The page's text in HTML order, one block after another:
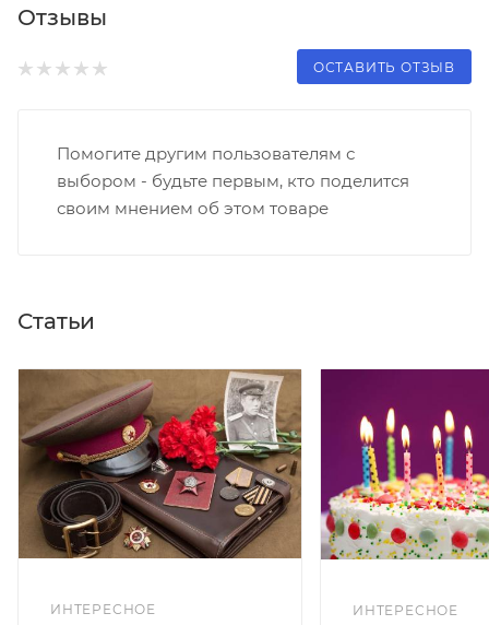
Отзывы
ОСТАВИТЬ ОТЗЫВ
Помогите другим пользователям с
выбором - будьте первым, кто поделится
своим мнением об этом товаре
Статьи
ИНТЕРЕСНОЕ ИНТЕРЕСНОЕ